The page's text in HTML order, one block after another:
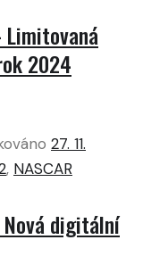
Limitovaná
2024
27. 11.
, NASCAR
Nová digitální